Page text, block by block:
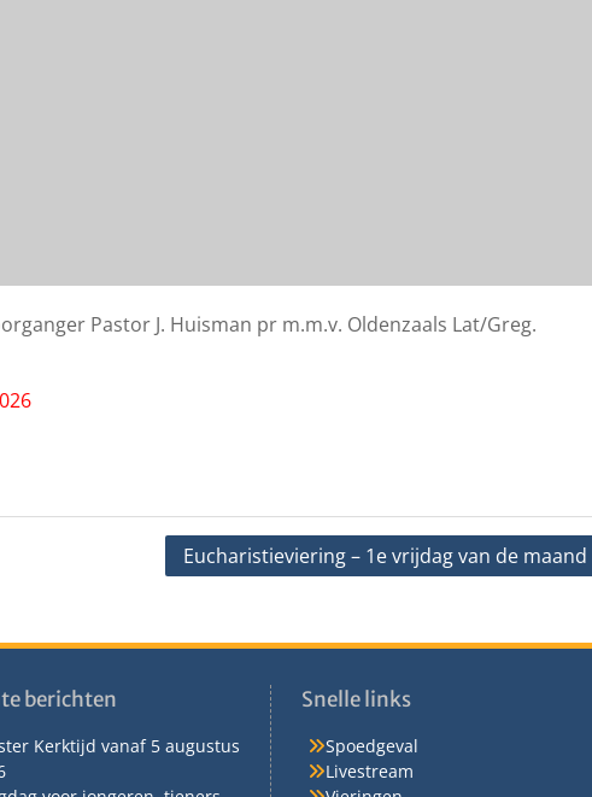
Pastor J. Huisman pr m.m.v. Oldenzaals Lat/Greg.
Eucharistieviering – 1e vrijdag van de maand
berichten
Kerktijd vanaf 5 augustus
Snelle links
Spoedgeval
Livestream